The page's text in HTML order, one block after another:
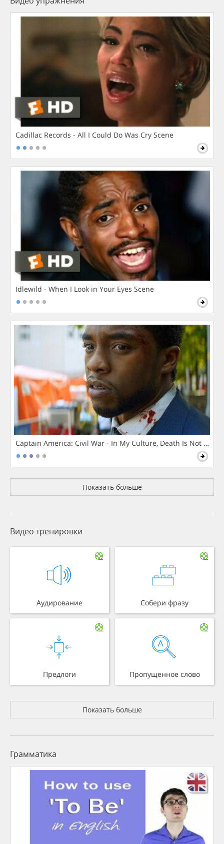
Cadillac Records - All I Could Do Was Cry Scene
Idlewild - When I Look in Your Eyes Scene
Captain America: Civil War - In My Culture, Death Is Not The
Показать больше
Видео тренировки
Аудирование Собери фразу
Предлоги Пропущенное слово
Показать больше
Грамматика